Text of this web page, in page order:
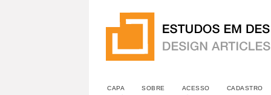
CAPA SOBRE ACESSO
CADASTRO